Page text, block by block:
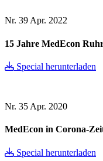
Nr. 39Apr. 2022
15 Jahre MedEcon
Special herunterladen
Nr. 35 Apr. 2020
MedEcon in Corona-
Special herunterladen